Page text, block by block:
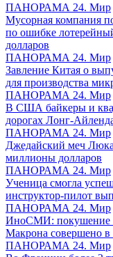
ПАНОРАМА 24. Мир
Мусорная компания
по ошибке
долларов
ПАНОРАМА 24. Мир
Завление Китая о
для производства
ПАНОРАМА 24. Мир
В США байкеры и
дорогах Лонг-
ПАНОРАМА 24. Мир
Джедайский меч Люка
миллионы долларов
ПАНОРАМА 24. Мир
Ученица смогла
инструктор-пилот
ПАНОРАМА 24. Мир
ИноСМИ: покушение
Макрона совершено
ПАНОРАМА 24. Мир